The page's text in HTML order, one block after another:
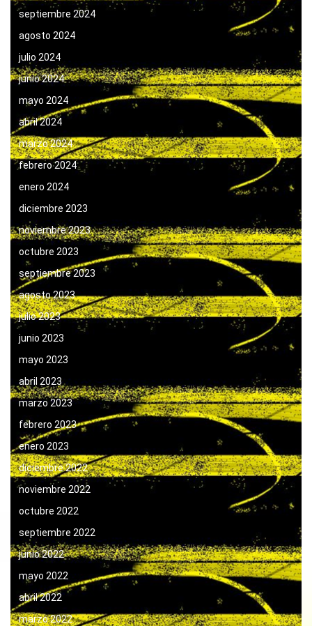
septiembre 2024
agosto 2024
julio 2024
junio 2024
mayo 2024
abril 2024
marzo 2024
febrero 2024
enero 2024
diciembre 2023
noviembre 2023
octubre 2023
septiembre 2023
agosto 2023
julio 2023
junio 2023
mayo 2023
abril 2023
marzo 2023
febrero 2023
enero 2023
diciembre 2022
noviembre 2022
octubre 2022
septiembre 2022
junio 2022
mayo 2022
abril 2022
marzo 2022